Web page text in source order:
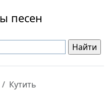
песен
Кутить